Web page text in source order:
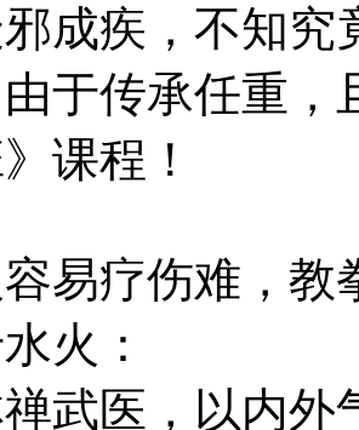
成疾，不知
于传承任重，
课程！
疗伤难，教
火：
医，以内外